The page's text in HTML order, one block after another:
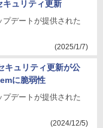
ュリティ更新
デートが提供された
(2025/1/7)
ュリティ更新が公
に脆弱性
デートが提供された
(2024/12/5)